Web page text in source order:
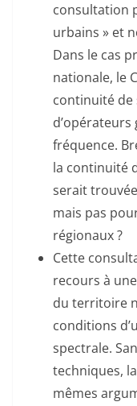
consultation
urbains » et
Dans le cas
nationale, le
continuité de
d’opérateurs
fréquence.
la continuité
serait
mais pas
régionaux ?
Cette
recours à
du territoire
conditions
spectrale.
techniques,
mêmes